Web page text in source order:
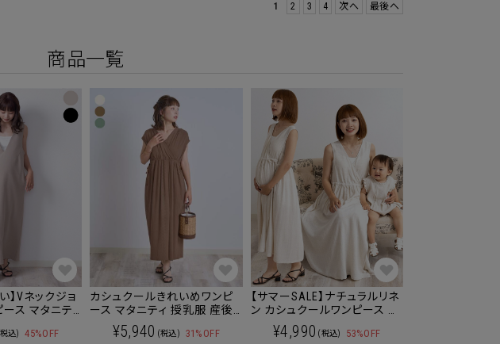
1 2 3 4 次へ 最後へ
商品一覧
】Vネックジョ
ース マタニテ
使える
込) 45%OFF
カシュクールきれいめワンピ
ース マタニティ 授乳服 産後
も使える
¥5,940 (税込) 31%OFF
【サマーSALE】ナチュラルリネ
ン カシュクールワンピース マ
タニティ 授乳服 産後も使え
¥4,990 (税込) 53%OFF